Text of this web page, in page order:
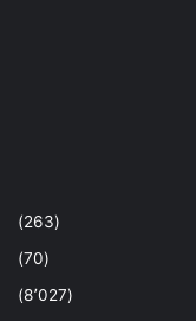
(263)
(70)
(8٬027)